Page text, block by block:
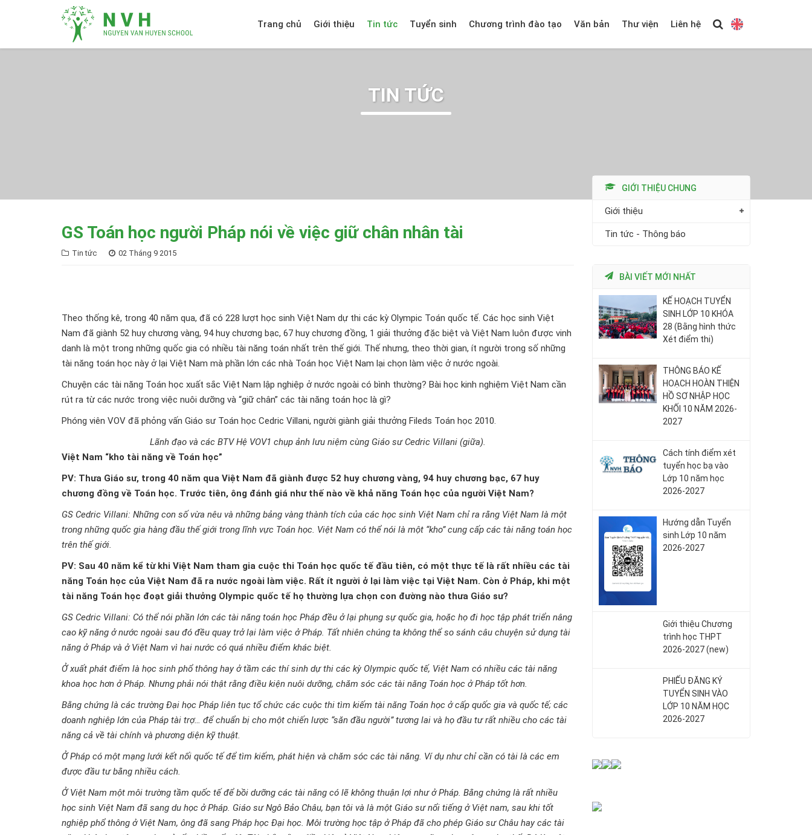
Trang chủ Giới thiệu Tin tức Tuyển sinh Chương trình đào tạo Văn bản Thư viện Liên hệ
TIN TỨC
GS Toán học người Pháp nói về việc giữ chân nhân tài
Tin tức 02 Tháng 9 2015
Theo thống kê, trong 40 năm qua, đã có 228 lượt học sinh Việt Nam dự thi các kỳ Olympic Toán quốc tế. Các học sinh Việt
Nam đã giành 52 huy chương vàng, 94 huy chương bạc, 67 huy chương đồng, 1 giải thưởng đặc biệt và Việt Nam luôn được vinh
danh là một trong những quốc gia có nhiều tài năng toán nhất trên thế giới. Thế nhưng, theo thời gian, ít người trong số những
tài năng toán học này ở lại Việt Nam mà phần lớn các nhà Toán học Việt Nam lại chọn làm việc ở nước ngoài.
Chuyện các tài năng Toán học xuất sắc Việt Nam lập nghiệp ở nước ngoài có bình thường? Bài học kinh nghiệm Việt Nam cần
rút ra từ các nước trong việc nuôi dưỡng và “giữ chân” các tài năng toán học là gì?
Phóng viên VOV đã phỏng vấn Giáo sư Toán học Cedric Villani, người giành giải thưởng Fileds Toán học 2010.
Lãnh đạo và các BTV Hệ VOV1 chụp ảnh lưu niệm cùng Giáo sư Cedric Villani (giữa).
Việt Nam “kho tài năng về Toán học”
PV: Thưa Giáo sư, trong 40 năm qua Việt Nam đã giành được 52 huy chương vàng, 94 huy chương bạc, 67 huy
chương đồng về Toán học. Trước tiên, ông đánh giá như thế nào về khả năng Toán học của người Việt Nam?
GS Cedric Villani: Những con số vừa nêu và những bảng vàng thành tích của các học sinh Việt Nam chỉ ra rằng Việt Nam là một
trong những quốc gia hàng đầu thế giới trong lĩnh vực Toán học. Việt Nam có thể nói là một “kho” cung cấp các tài năng toán học
trên thế giới.
PV: Sau 40 năm kể từ khi Việt Nam tham gia cuộc thi Toán học quốc tế đầu tiên, có một thực tế là rất nhiều các tài
năng Toán học của Việt Nam đã ra nước ngoài làm việc. Rất ít người ở lại làm việc tại Việt Nam. Còn ở Pháp, khi một
tài năng Toán học đoạt giải thưởng Olympic quốc tế họ thường lựa chọn con đường nào thưa Giáo sư?
GS Cedric Villani: Có thể nói phần lớn các tài năng toán học Pháp đều ở lại phụng sự quốc gia, hoặc họ đi học tập phát triển nâng
cao kỹ năng ở nước ngoài sau đó đều quay trở lại làm việc ở Pháp. Tất nhiên chúng ta không thể so sánh câu chuyện sử dụng tài
năng ở Pháp và ở Việt Nam vì hai nước có quá nhiều điểm khác biệt.
Ở xuất phát điểm là học sinh phổ thông hay ở tầm các thí sinh dự thi các kỳ Olympic quốc tế, Việt Nam có nhiều các tài năng
khoa học hơn ở Pháp. Nhưng phải nói thật rằng điều kiện nuôi dưỡng, chăm sóc các tài năng Toán học ở Pháp tốt hơn.
Bằng chứng là các trường Đại học Pháp liên tục tổ chức các cuộc thi tìm kiếm tài năng Toán học ở cấp quốc gia và quốc tế; các
doanh nghiệp lớn của Pháp tài trợ… để chuẩn bị cho một chiến lược “săn đầu người” tương lai và họ đầu tư rất nhiều cho các tài
năng cả về tài chính và phương diện kỹ thuật.
Ở Pháp có một mạng lưới kết nối quốc tế để tìm kiếm, phát hiện và chăm sóc các tài năng. Ví dụ như chỉ cần có tài là các em
được đầu tư bằng nhiều cách.
Ở Việt Nam một môi trường tầm quốc tế để bồi dưỡng các tài năng có lẽ không thuận lợi như ở Pháp. Bằng chứng là rất nhiều
học sinh Việt Nam đã sang du học ở Pháp. Giáo sư Ngô Bảo Châu, bạn tôi và là một Giáo sư nổi tiếng ở Việt nam, sau khi tốt
nghiệp phổ thông ở Việt Nam, ông đã sang Pháp học Đại học. Môi trường học tập ở Pháp đã cho phép Giáo sư Châu hay các tài
GIỚI THIỆU CHUNG
Giới thiệu
Tin tức - Thông báo
BÀI VIẾT MỚI NHẤT
KẾ HOẠCH TUYỂN
SINH LỚP 10 KHÓA
28 (Bằng hình thức
Xét điểm thi)
THÔNG BÁO KẾ
HOẠCH HOÀN THIỆN
HỒ SƠ NHẬP HỌC
KHỐI 10 NĂM 2026-
2027
Cách tính điểm xét
tuyển học bạ vào
Lớp 10 năm học
2026-2027
Hướng dẫn Tuyển
sinh Lớp 10 năm
2026-2027
Giới thiệu Chương
trình học THPT
2026-2027 (new)
PHIẾU ĐĂNG KÝ
TUYỂN SINH VÀO
LỚP 10 NĂM HỌC
2026-2027